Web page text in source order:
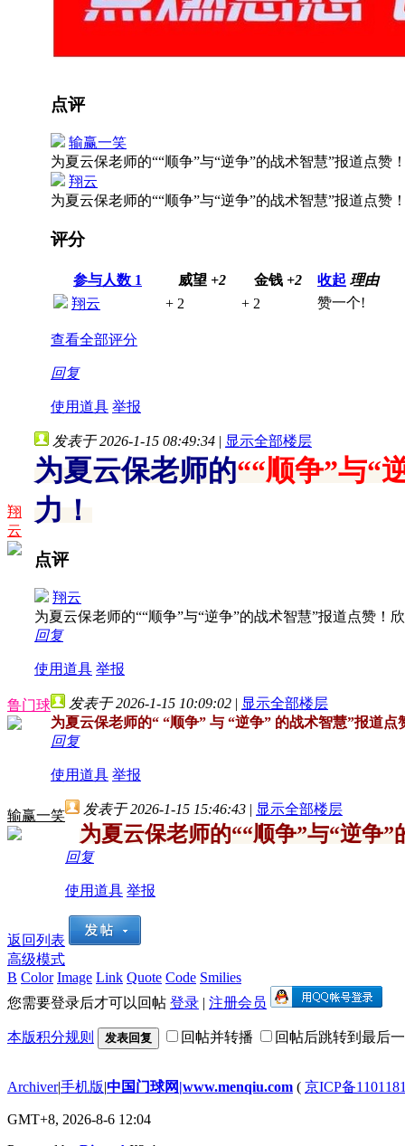
点评
输赢一笑
为夏云保老师的““顺争”与“逆争”的战术智慧”报道点赞
翔云
为夏云保老师的““顺争”与“逆争”的战术智慧”报道点
评分
参与人数 1 威望 +2 金钱 +2 收起 理由
翔云
+ 2 + 2 赞一个!
查看全部评分
回复
使用道具 举报
翔
云
发表于 2026-1-15 08:49:34 | 显示全部楼层
为夏云保老师的““顺争”与“
力！
点评
翔云
为夏云保老师的““顺争”与“逆争”的战术智慧”报道点赞！
回复
使用道具 举报
鲁门球 发表于 2026-1-15 10:09:02 | 显示全部楼层
为夏云保老师的“ “顺争” 与 “逆争” 的战术智慧”报道点
回复
使用道具 举报
输赢一笑 发表于 2026-1-15 15:46:43 | 显示全部楼层
为夏云保老师的““顺争”与“逆争
回复
使用道具 举报
返回列表
高级模式
B Color Image Link Quote Code Smilies
您需要登录后才可以回帖 登录 | 注册会员
本版积分规则 发表回复 回帖并转播 回帖后跳转到最后
Archiver|手机版|中国门球网|www.menqiu.com ( 京ICP备
GMT+8, 2026-8-6 12:04